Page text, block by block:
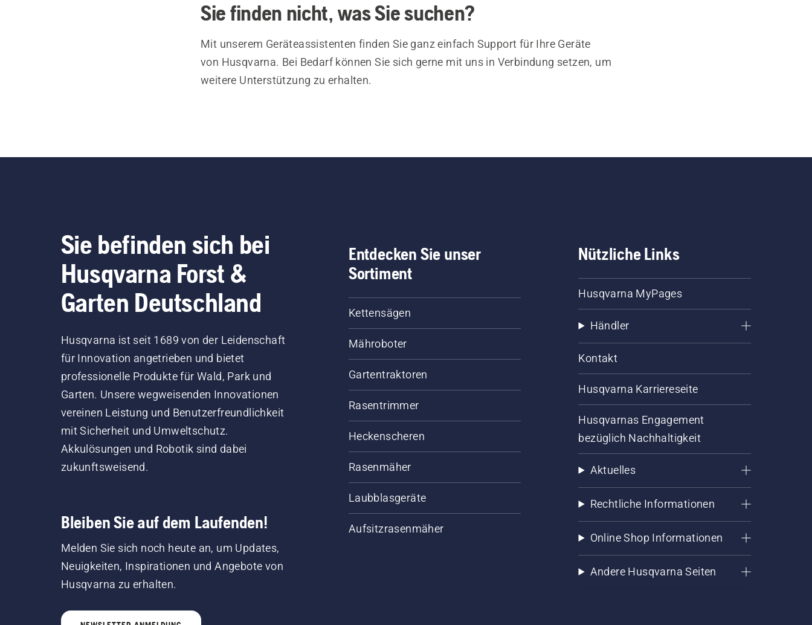
Sie finden nicht, was Sie suchen?
Mit unserem Geräteassistenten finden Sie ganz einfach Support für Ihre Geräte
von Husqvarna. Bei Bedarf können Sie sich gerne mit uns in Verbindung setzen, um
weitere Unterstützung zu erhalten.
Sie befinden sich bei
Husqvarna Forst &
Garten Deutschland
Husqvarna ist seit 1689 von der Leidenschaft
für Innovation angetrieben und bietet
professionelle Produkte für Wald, Park und
Garten. Unsere wegweisenden Innovationen
vereinen Leistung und Benutzerfreundlichkeit
mit Sicherheit und Umweltschutz.
Akkulösungen und Robotik sind dabei
zukunftsweisend.
Bleiben Sie auf dem Laufenden!
Melden Sie sich noch heute an, um Updates,
Neuigkeiten, Inspirationen und Angebote von
Husqvarna zu erhalten.
Entdecken Sie unser
Sortiment
Kettensägen
Mähroboter
Gartentraktoren
Rasentrimmer
Heckenscheren
Rasenmäher
Laubblasgeräte
Aufsitzrasenmäher
Nützliche Links
Husqvarna MyPages
Händler
Kontakt
Husqvarna Karriereseite
Husqvarnas Engagement
bezüglich Nachhaltigkeit
Aktuelles
Rechtliche Informationen
Online Shop Informationen
Andere Husqvarna Seiten